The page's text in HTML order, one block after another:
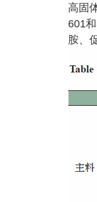
高固
601
胺、